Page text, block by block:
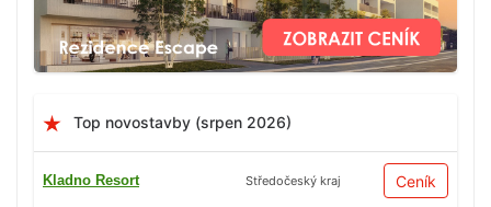
Top novostavby (srpen 2026)
Kladno Resort Středočeský kraj Ceník